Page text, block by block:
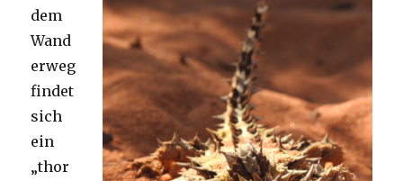
dem
Wand
erweg
findet
sich
ein
„thor